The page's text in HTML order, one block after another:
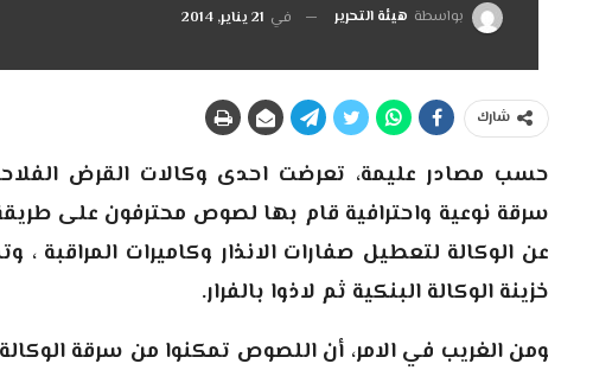
بواسطة هيئة التحرير في 21 يناير, 2014
شارك
حسب مصادر عليمة، تعرضت احدى وكالات القرض
سرقة نوعية واحترافية قام بها لصوص محترفون على طريقة
خزينة الوكالة البنكية ثم لاذوا بالفرار.
ومن الغريب في الامر، أن اللصوص تمكنوا من سرقة